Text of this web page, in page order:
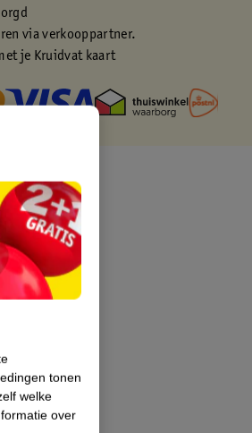
via verkooppartner.
je Kruidvat kaart
tonen
welke
over